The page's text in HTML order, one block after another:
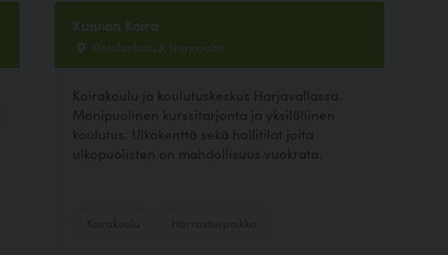
Kunnon Koira
Ratalankatu 3, Harjavalta
Koirakoulu ja koulutuskeskus Harjavallassa.
Monipuolinen kurssitarjonta ja yksilöllinen
koulutus. Ulkokenttä sekä hallitilat joita
ulkopuolisten on mahdollisuus vuokrata.